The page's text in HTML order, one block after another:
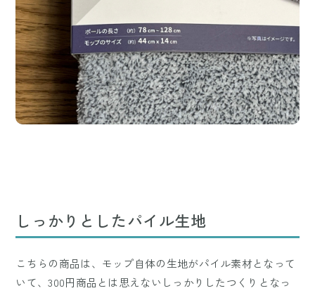
しっかりとしたパイル生地
こちらの商品は、モップ自体の生地がパイル素材となって
いて、300円商品とは思えないしっかりしたつくりとなっ